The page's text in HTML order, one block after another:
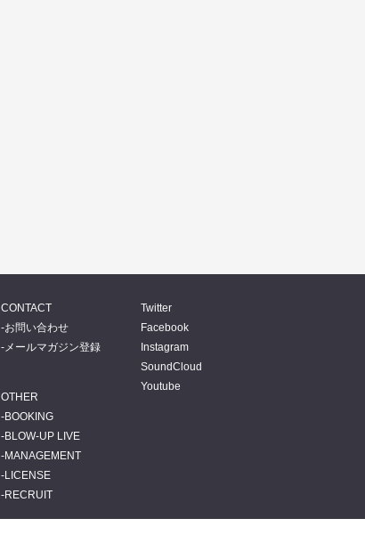
CONTACT
お問い合わせ
メールマガジン登録
OTHER
BOOKING
BLOW-UP LIVE
MANAGEMENT
LICENSE
RECRUIT
Twitter
Facebook
Instagram
SoundCloud
Youtube